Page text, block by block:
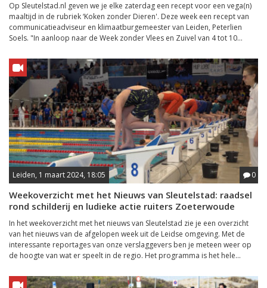
Op Sleutelstad.nl geven we je elke zaterdag een recept voor een vega(n)
maaltijd in de rubriek ‘Koken zonder Dieren'. Deze week een recept van
communicatieadviseur en klimaatburgemeester van Leiden, Peterlien
Soels. "In aanloop naar de Week zonder Vlees en Zuivel van 4 tot 10...
Leiden, 1 maart 2024, 18:05 0
Weekoverzicht met het Nieuws van Sleutelstad: raadsel
rond schilderij en ludieke actie ruiters Zoeterwoude
In het weekoverzicht met het nieuws van Sleutelstad zie je een overzicht
van het nieuws van de afgelopen week uit de Leidse omgeving. Met de
interessante reportages van onze verslaggevers ben je meteen weer op
de hoogte van wat er speelt in de regio. Het programma is het hele...